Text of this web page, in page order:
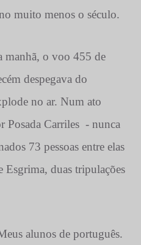
muito menos o século.
manhã, o voo 455 de
despegava do
no ar. Num ato
Posada Carriles - nunca
73 pessoas entre elas
Esgrima, duas tripulações
alunos de português.